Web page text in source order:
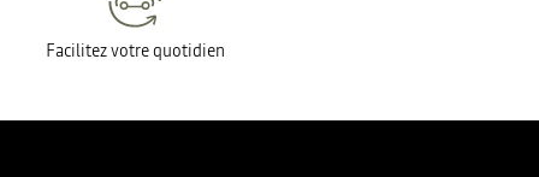
Facilitez votre quotidien